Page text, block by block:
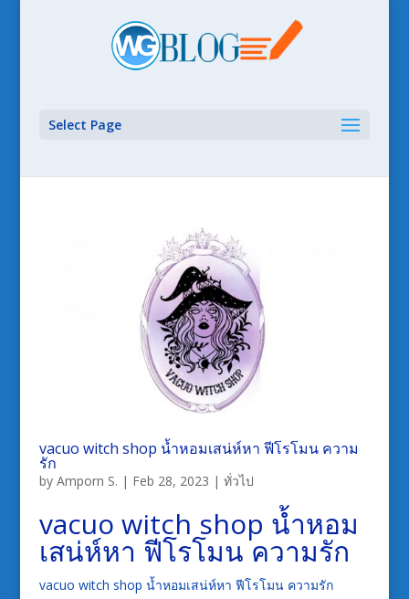
Select Page
vacuo witch shop น้ำหอมเสน่ห์หา ฟีโรโมน ความ
รัก
by Amporn S. | Feb 28, 2023 | ทั่วไป
vacuo witch shop น้ำหอม
เสน่ห์หา ฟีโรโมน ความรัก
vacuo witch shop น้ำหอมเสน่ห์หา ฟีโรโมน ความรัก